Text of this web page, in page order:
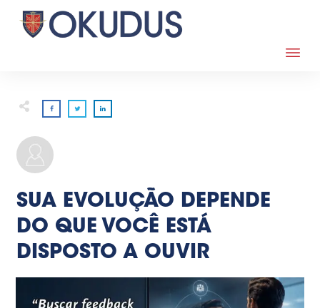
SUA EVOLUÇÃO DEPENDE
DO QUE VOCÊ ESTÁ
DISPOSTO A OUVIR